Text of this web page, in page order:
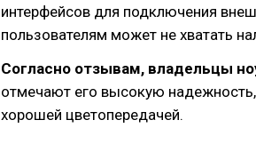
интерфейсов для подключения
пользователям может не хватать
Согласно отзывам, владельцы
отмечают его высокую
хорошей цветопередачей.